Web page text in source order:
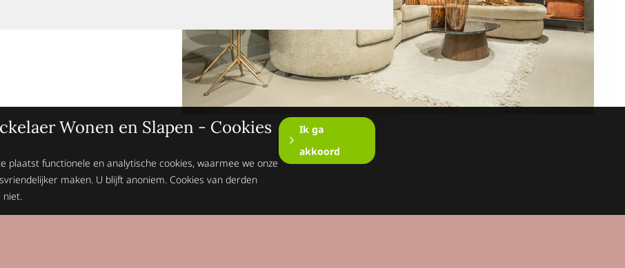
Wonen en Slapen - Cookies
plaatst functionele en analytische cookies, waarmee we onze
maken. U blijft anoniem. Cookies van derden
niet.
Ik ga
akkoord